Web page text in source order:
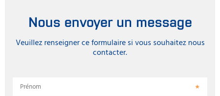
Nous envoyer un message
Veuillez renseigner ce formulaire si vous souhaitez nous
contacter.
Prénom